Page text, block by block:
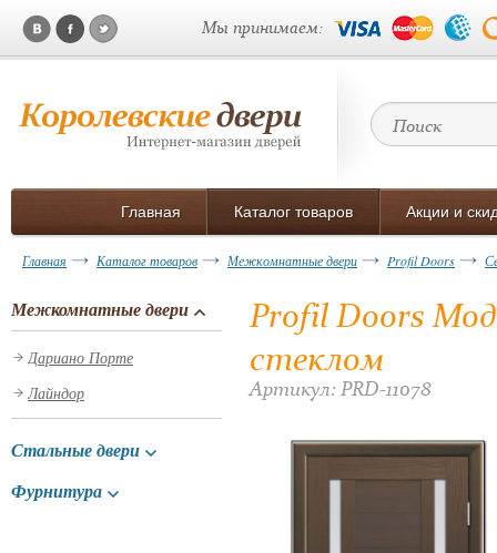
Мы принимаем:
Главная Каталог товаров Акции и
Главная Каталог товаров Межкомнатные двери Profil Doors
Межкомнатные двери
Дариано Порте
Лайндор
Стальные двери
Фурнитура
Profil Doors
стеклом
Артикул: PRD-11078